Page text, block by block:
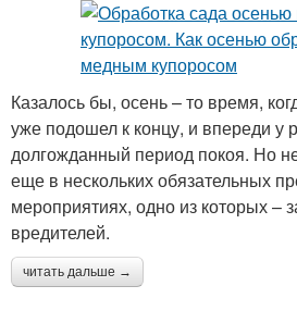
Казалось бы, осень – то время,
уже подошел к концу, и впереди у
долгожданный период покоя. Но
еще в нескольких обязательных
мероприятиях, одно из которых –
вредителей.
читать дальше →